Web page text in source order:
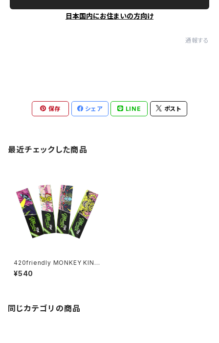
日本国内にお住まいの方向け
通報する
保存 シェア LINE ポスト
最近チェックした商品
420friendly MONKEY KING
GREEN Alien KING SIZE SLI
M -ローリングペーパー フィル
¥540
同じカテゴリの商品